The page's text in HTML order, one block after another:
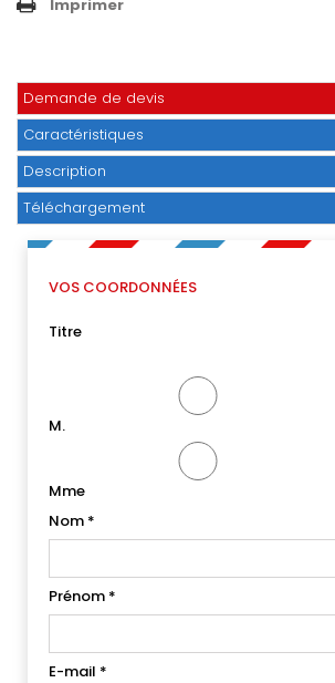
Imprimer
Demande de devis
Caractéristiques
Description
Téléchargement
VOS COORDONNÉES
Titre
M.
Mme
Nom *
Prénom *
E-mail *